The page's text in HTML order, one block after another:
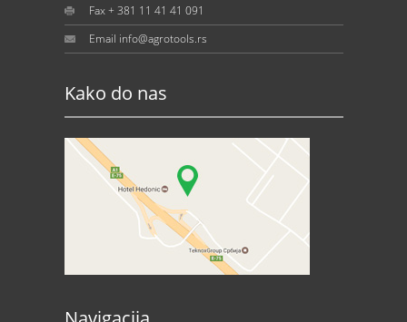
Fax + 381 11 41 41 091
Email info@agrotools.rs
Kako do nas